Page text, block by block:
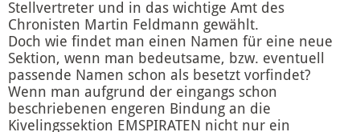
Stellvertreter und in das wichtige Amt des
Chronisten Martin Feldmann gewählt.
Doch wie findet man einen Namen für eine neue
Sektion, wenn man bedeutsame, bzw. eventuell
passende Namen schon als besetzt vorfindet?
Wenn man aufgrund der eingangs schon
beschriebenen engeren Bindung an die
Kivelingssektion EMSPIRATEN nicht nur ein